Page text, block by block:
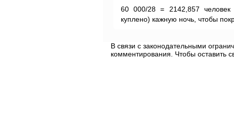
60 000/28 = 2142,857
куплено) кажную ночь, чтобы
В связи с законодательными
комментирования. Чтобы оставить